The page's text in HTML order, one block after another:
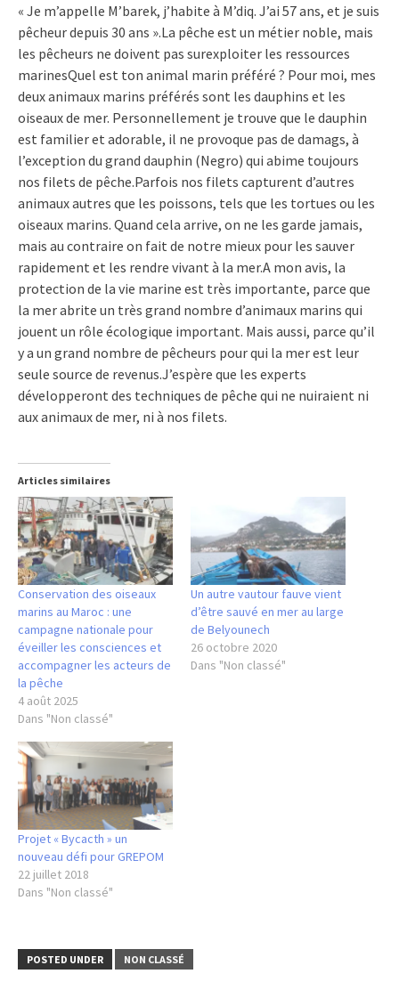
« Je m’appelle M’barek, j’habite à M’diq. J’ai 57 ans, et je suis
pêcheur depuis 30 ans ».La pêche est un métier noble, mais
les pêcheurs ne doivent pas surexploiter les ressources
marinesQuel est ton animal marin préféré ? Pour moi, mes
deux animaux marins préférés sont les dauphins et les
oiseaux de mer. Personnellement je trouve que le dauphin
est familier et adorable, il ne provoque pas de damags, à
l’exception du grand dauphin (Negro) qui abime toujours
nos filets de pêche.Parfois nos filets capturent d’autres
animaux autres que les poissons, tels que les tortues ou les
oiseaux marins. Quand cela arrive, on ne les garde jamais,
mais au contraire on fait de notre mieux pour les sauver
rapidement et les rendre vivant à la mer.A mon avis, la
protection de la vie marine est très importante, parce que
la mer abrite un très grand nombre d’animaux marins qui
jouent un rôle écologique important. Mais aussi, parce qu’il
y a un grand nombre de pêcheurs pour qui la mer est leur
seule source de revenus.J’espère que les experts
développeront des techniques de pêche qui ne nuiraient ni
aux animaux de mer, ni à nos filets.
Articles similaires
Conservation des oiseaux
marins au Maroc : une
campagne nationale pour
éveiller les consciences et
accompagner les acteurs de
la pêche
4 août 2025
Dans "Non classé"
Un autre vautour fauve vient
d’être sauvé en mer au large
de Belyounech
26 octobre 2020
Dans "Non classé"
Projet « Bycacth » un
nouveau défi pour GREPOM
22 juillet 2018
Dans "Non classé"
POSTED UNDER NON CLASSÉ